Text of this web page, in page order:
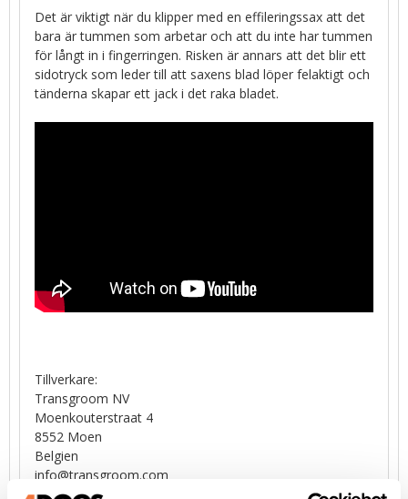
Det är viktigt när du klipper med en effileringssax att det
bara är tummen som arbetar och att du inte har tummen
för långt in i fingerringen. Risken är annars att det blir ett
sidotryck som leder till att saxens blad löper felaktigt och
tänderna skapar ett jack i det raka bladet.
Tillverkare:
Transgroom NV
Moenkouterstraat 4
8552 Moen
Belgien
info@transgroom.com